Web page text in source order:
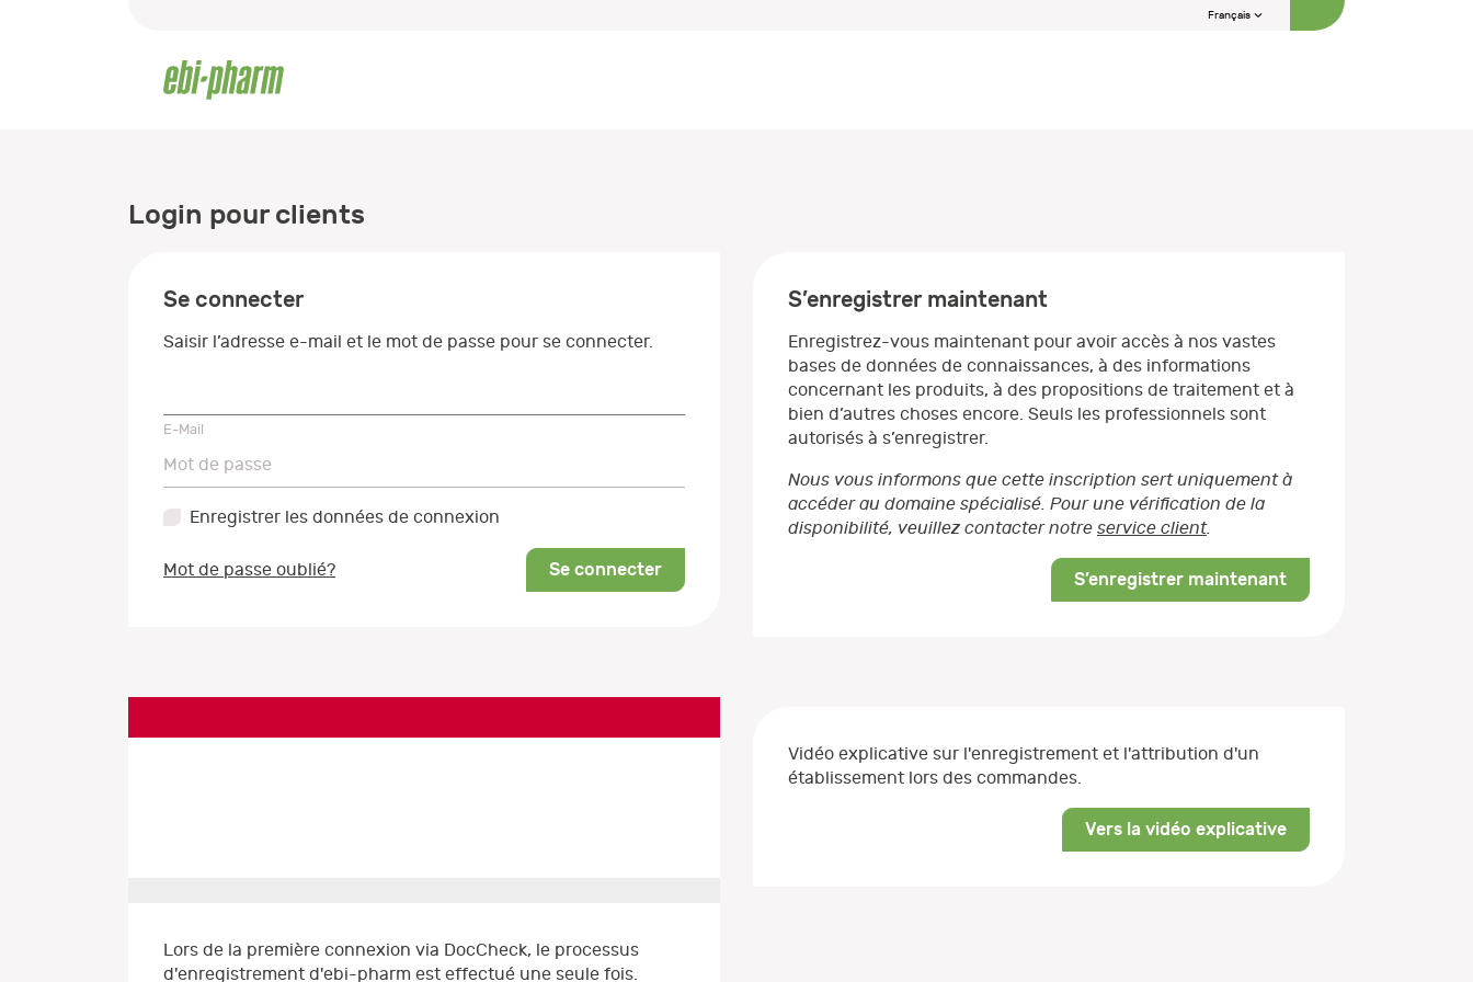
Français
Login pour clients
Se connecter
Saisir l’adresse e-mail et le mot de passe pour se connecter.
E-Mail
Mot de passe
Mot de passe
Enregistrer les données de connexion
Mot de passe oublié? Se connecter
Lors de la première connexion via DocCheck, le processus
d'enregistrement d'ebi-pharm est effectué une seule fois.
S’enregistrer maintenant
Enregistrez-vous maintenant pour avoir accès à nos vastes
bases de données de connaissances, à des informations
concernant les produits, à des propositions de traitement et à
bien d’autres choses encore. Seuls les professionnels sont
autorisés à s’enregistrer.
Nous vous informons que cette inscription sert uniquement à
accéder au domaine spécialisé. Pour une vérification de la
disponibilité, veuillez contacter notre service client.
S’enregistrer maintenant
Vidéo explicative sur l'enregistrement et l'attribution d'un
établissement lors des commandes.
Vers la vidéo explicative